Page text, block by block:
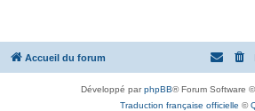
Accueil du forum
Développé parphpBB® Forum Software
Traduction française officielle ©